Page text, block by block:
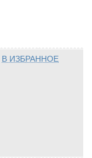
В ИЗБРАННОЕ